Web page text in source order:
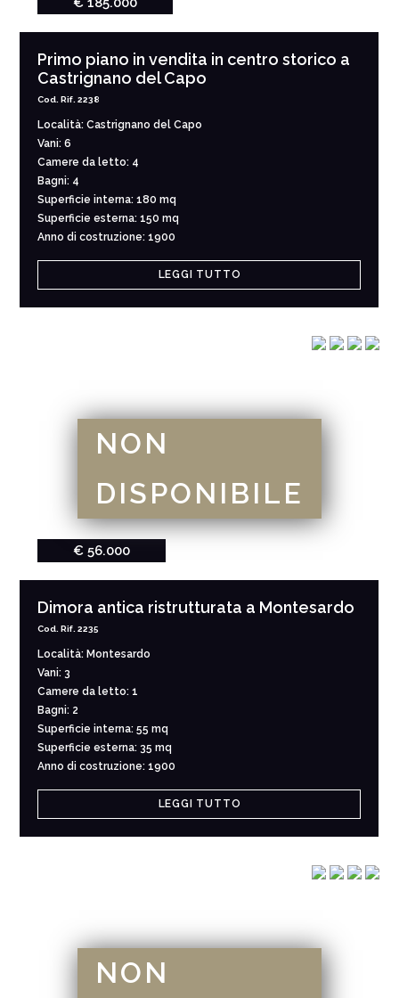
Primo piano in vendita in centro storico a
Castrignano del Capo
Cod. Rif. 2238
Località: Castrignano del Capo
Vani: 6
Camere da letto: 4
Bagni: 4
Superficie interna: 180 mq
Superficie esterna: 150 mq
Anno di costruzione: 1900
LEGGI TUTTO
€ 56.000
NON
DISPONIBILE
Dimora antica ristrutturata a Montesardo
Cod. Rif. 2235
Località: Montesardo
Vani: 3
Camere da letto: 1
Bagni: 2
Superficie interna: 55 mq
Superficie esterna: 35 mq
Anno di costruzione: 1900
LEGGI TUTTO
NON